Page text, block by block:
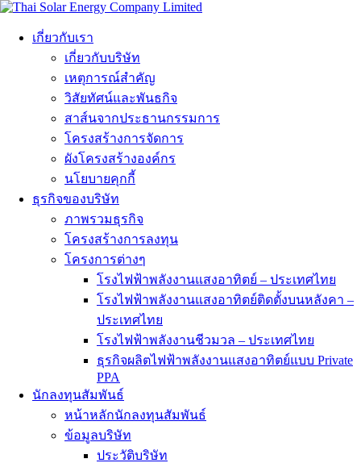
เกี่ยวกับเรา
เกี่ยวกับบริษัท
เหตุการณ์สำคัญ
วิสัยทัศน์และพันธกิจ
สาส์นจากประธานกรรมการ
โครงสร้างการจัดการ
ผังโครงสร้างองค์กร
นโยบายคุกกี้
ธุรกิจของบริษัท
ภาพรวมธุรกิจ
โครงสร้างการลงทุน
โครงการต่างๆ
โรงไฟฟ้าพลังงานแสงอาทิตย์ – ประเทศไทย
โรงไฟฟ้าพลังงานแสงอาทิตย์ติดตั้งบนหลังคา –
ประเทศไทย
โรงไฟฟ้าพลังงานชีวมวล – ประเทศไทย
ธุรกิจผลิตไฟฟ้าพลังงานแสงอาทิตย์แบบ Private
PPA
นักลงทุนสัมพันธ์
หน้าหลักนักลงทุนสัมพันธ์
ข้อมูลบริษัท
ประวัติบริษัท